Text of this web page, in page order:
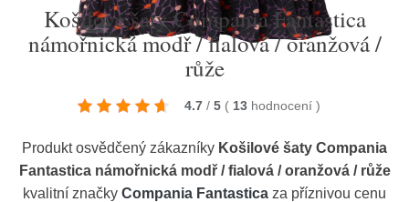
Košilové šaty Compania Fantastica
námořnická modř / fialová / oranžová /
růže
4.7 / 5 ( 13 hodnocení )
Produkt osvědčený zákazníky Košilové šaty Compania
Fantastica námořnická modř / fialová / oranžová / růže
kvalitní značky Compania Fantastica za příznivou cenu